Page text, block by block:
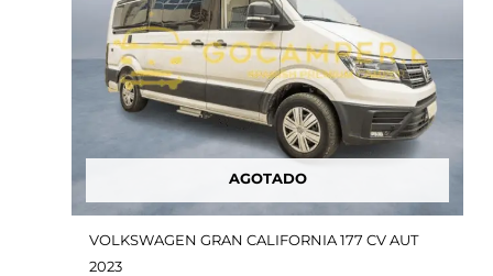
AGOTADO
VOLKSWAGEN GRAN CALIFORNIA 177 CV AUT
2023